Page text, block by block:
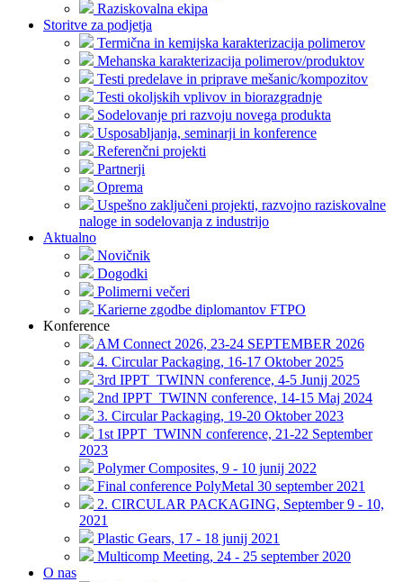
Raziskovalna ekipa
Storitve za podjetja
Termična in kemijska karakterizacija polimerov
Mehanska karakterizacija polimerov/produktov
Testi predelave in priprave mešanic/kompozitov
Testi okoljskih vplivov in biorazgradnje
Sodelovanje pri razvoju novega produkta
Usposabljanja, seminarji in konference
Referenčni projekti
Partnerji
Oprema
Uspešno zaključeni projekti, razvojno raziskovalne
naloge in sodelovanja z industrijo
Aktualno
Novičnik
Dogodki
Polimerni večeri
Karierne zgodbe diplomantov FTPO
Konference
AM Connect 2026, 23-24 SEPTEMBER 2026
4. Circular Packaging, 16-17 Oktober 2025
3rd IPPT_TWINN conference, 4-5 Junij 2025
2nd IPPT_TWINN conference, 14-15 Maj 2024
3. Circular Packaging, 19-20 Oktober 2023
1st IPPT_TWINN conference, 21-22 September
2023
Polymer Composites, 9 - 10 junij 2022
Final conference PolyMetal 30 september 2021
2. CIRCULAR PACKAGING, September 9 - 10,
2021
Plastic Gears, 17 - 18 junij 2021
Multicomp Meeting, 24 - 25 september 2020
O nas